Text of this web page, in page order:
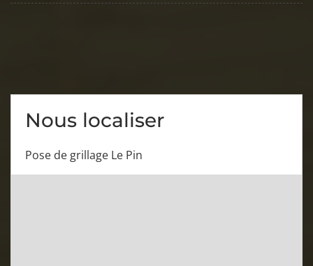
Nous localiser
Pose de grillage Le Pin